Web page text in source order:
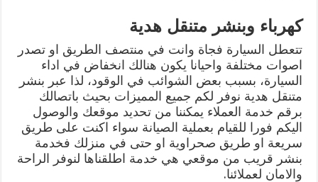
كهرباء وبنشر متنقل هدية
تتعطل السيارة فجاة وانت في منتصف الطريق او تصدر
اصوات مختلفة واحيانا يكون هنالك انخفاض في اداء
السيارة، بسبب بعض الشوائب في الوقود، لذا عبر بنشر
متنقل هدية نوفر لكم جميع المميزات بحيث باتصالك
برقم خدمة العملاء يمكننا من تحديد موقعك والوصول
اليكم فورا للقيام بعملية الصيانة سواء اكنت على طريق
سريعة او طريق صحراوية او حتى في منزلك فخدمة
بنشر قريب من موقعي هي خدمة اطلقناها لنوفر الراحة
والامان لعملائنا.